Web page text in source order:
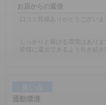
お店からの返信
口コミ投稿ありがとうございま
しっかりと稼げる環境はあり
皆様に還元できるよう引き続
通勤環境